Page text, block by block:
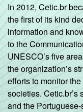
In 2012, Cetic.br
the first of its kind
information and
to the
UNESCO’s five
the organization’s
efforts to monitor
societies.
and the